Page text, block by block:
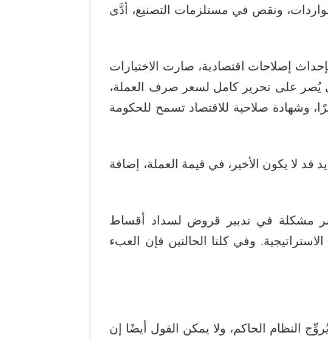
ونقص في مستلزمات التصنيع، أدَّى
إصلاحات اقتصادية، صارت الاختيارات
يُصر على تحرير كامل لسعر صرف العملة،
القسط الثاني من قرض إجماليه 3 مليارات دولار، خلال 46 شهرًا، وشهادة صلاحية للاقتصاد تسمح للحكومة
لا يكون الأخير، في قيمة العملة، إضافة
مصر مشكلة في تدبير قروض لسداد أقساط
وفي كلتا الحالتين فإن العبء
النظام الحاكم، ولا يمكن القول أيضًا إن